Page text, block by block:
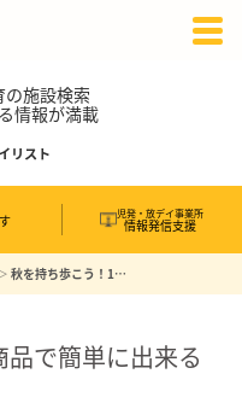
施設検索
情報が満載
リスト
児発・放デイ事業所
情報発信支援
秋を持ち歩こう！100均商品で簡単に出来るどんぐりストラップ
で簡単に出来る